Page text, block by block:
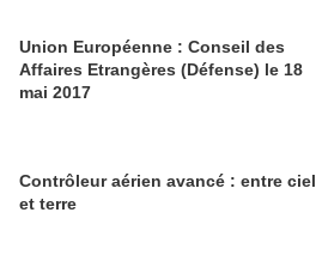
Union Européenne : Conseil des
Affaires Etrangères (Défense) le 18
mai 2017
Contrôleur aérien avancé : entre ciel
et terre